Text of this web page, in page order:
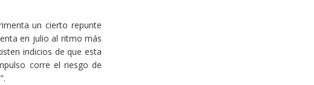
un cierto repunte
en julio al ritmo más
indicios de que esta
corre el riesgo de